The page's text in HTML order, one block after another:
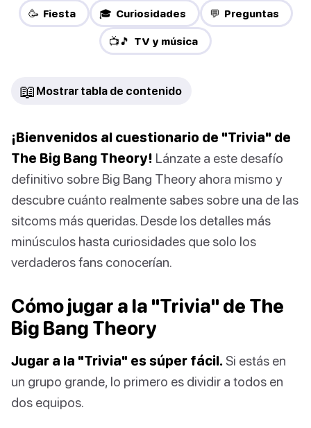
🥳 Fiesta 🎓 Curiosidades 💬 Preguntas
📺🎵 TV y música
📖 Mostrar tabla de contenido
¡Bienvenidos al cuestionario de "Trivia" de
The Big Bang Theory! Lánzate a este desafío
definitivo sobre Big Bang Theory ahora mismo y
descubre cuánto realmente sabes sobre una de las
sitcoms más queridas. Desde los detalles más
minúsculos hasta curiosidades que solo los
verdaderos fans conocerían.
Cómo jugar a la "Trivia" de The
Big Bang Theory
Jugar a la "Trivia" es súper fácil. Si estás en
un grupo grande, lo primero es dividir a todos en
dos equipos.